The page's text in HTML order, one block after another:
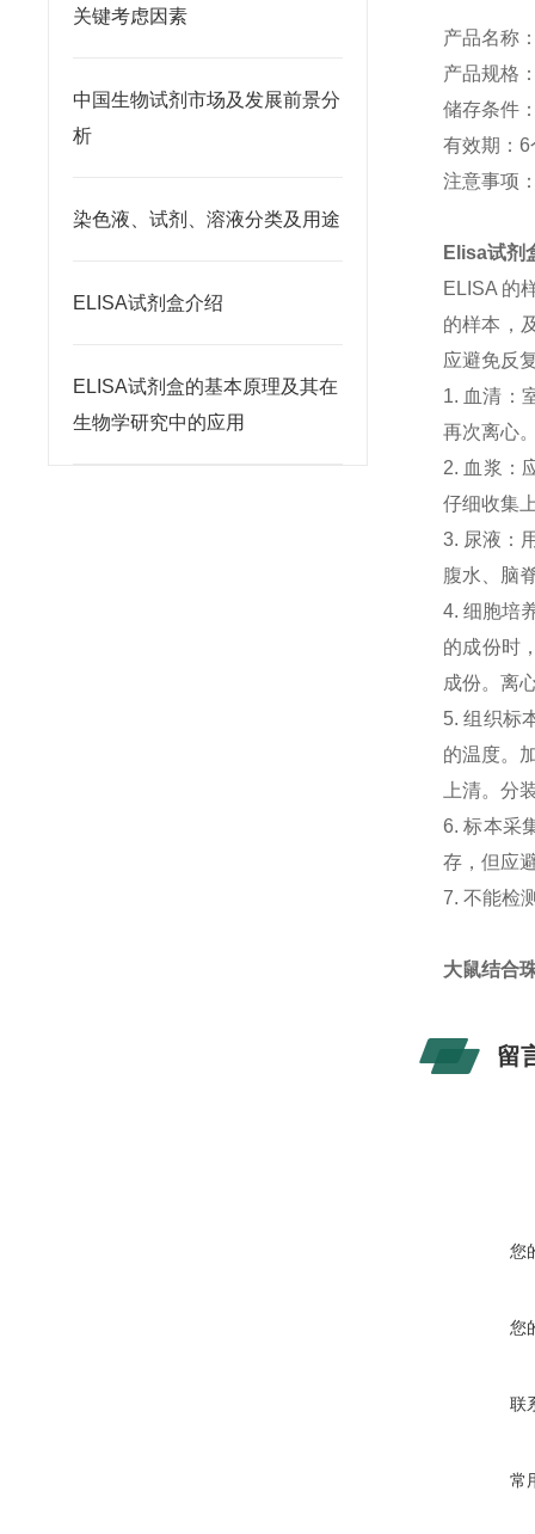
关键考虑因素
中国生物试剂市场及发展前景分
析
染色液、试剂、溶液分类及用途
ELISA试剂盒介绍
ELISA试剂盒的基本原理及其在
生物学研究中的应用
产品名称
产品规格
储存条件
有效期：6
注意事项
Elisa试剂
ELISA 的
的样本，
应避免反
1. 血清：
再次离心
2. 血浆：
仔细收集
3. 尿液：
腹水、脑
4. 细胞培
的成份时
成份。离
5. 组织标
的温度。
上清。分
6. 标本采
存，但应
7. 不能检
大鼠结合
留
您
您
联
常